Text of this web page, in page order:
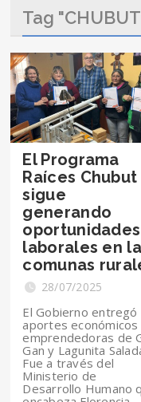
Tag
El Programa
Raíces Chubut
sigue
generando
oportunidades
laborales en
comunas
28/07/2025
El Gobierno entregó
aportes económicos
emprendedoras de
Gan y Lagunita
Fue a través del
Ministerio de
Desarrollo Humano